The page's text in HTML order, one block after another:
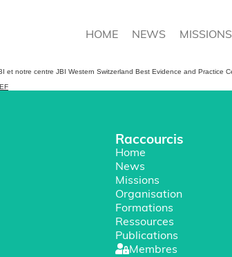
HOME NEWS MISSIONS
et notre centre JBI Western Switzerland Best Evidence and
Raccourcis
Home
News
Missions
Organisation
Formations
Ressources
Publications
Membres